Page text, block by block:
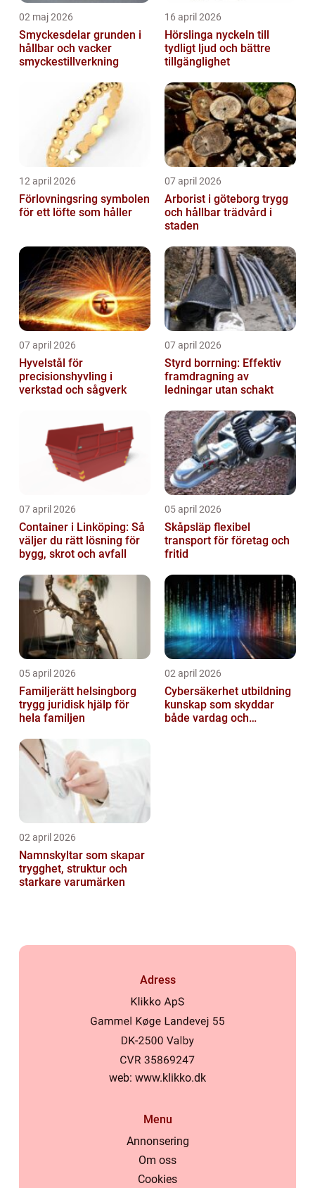
02 maj 2026
Smyckesdelar grunden i
hållbar och vacker
smyckestillverkning
16 april 2026
Hörslinga nyckeln till
tydligt ljud och bättre
tillgänglighet
12 april 2026
Förlovningsring symbolen
för ett löfte som håller
07 april 2026
Arborist i göteborg trygg
och hållbar trädvård i
staden
07 april 2026
Hyvelstål för
precisionshyvling i
verkstad och sågverk
07 april 2026
Styrd borrning: Effektiv
framdragning av
ledningar utan schakt
07 april 2026
Container i Linköping: Så
väljer du rätt lösning för
bygg, skrot och avfall
05 april 2026
Skåpsläp flexibel
transport för företag och
fritid
05 april 2026
Familjerätt helsingborg
trygg juridisk hjälp för
hela familjen
02 april 2026
Cybersäkerhet utbildning
kunskap som skyddar
både vardag och
02 april 2026
Namnskyltar som skapar
trygghet, struktur och
starkare varumärken
Adress
web: www.klikko.dk
Menu
Annonsering
Om oss
Cookies